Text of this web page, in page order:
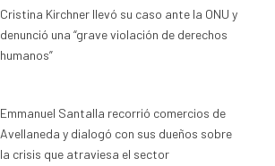
Cristina Kirchner llevó su caso ante la ONU y
denunció una “grave violación de derechos
humanos”
Emmanuel Santalla recorrió comercios de
Avellaneda y dialogó con sus dueños sobre
la crisis que atraviesa el sector